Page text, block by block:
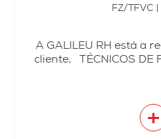
FZ/TFVC |
A GALILEU RH está a
cliente, TÉCNICOS DE
+